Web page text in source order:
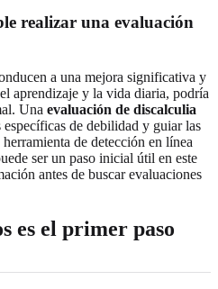
realizar una evaluación
a una mejora significativa y
aprendizaje y la vida diaria, podría
Una evaluación de discalculia
de debilidad y guiar las
de detección en línea
ser un paso inicial útil en este
antes de buscar evaluaciones
es el primer paso